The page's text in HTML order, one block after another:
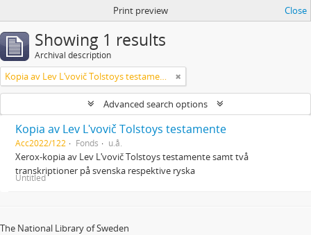
Print preview Close
Showing 1 results
Archival description
Kopia av Lev Lʹvovič Tolstoys testamente
Advanced search options
Kopia av Lev Lʹvovič Tolstoys testamente
Acc2022/122 Fonds u.å.
Xerox-kopia av Lev Lʹvovič Tolstoys testamente samt två
transkriptioner på svenska respektive ryska
Untitled
The National Library of Sweden